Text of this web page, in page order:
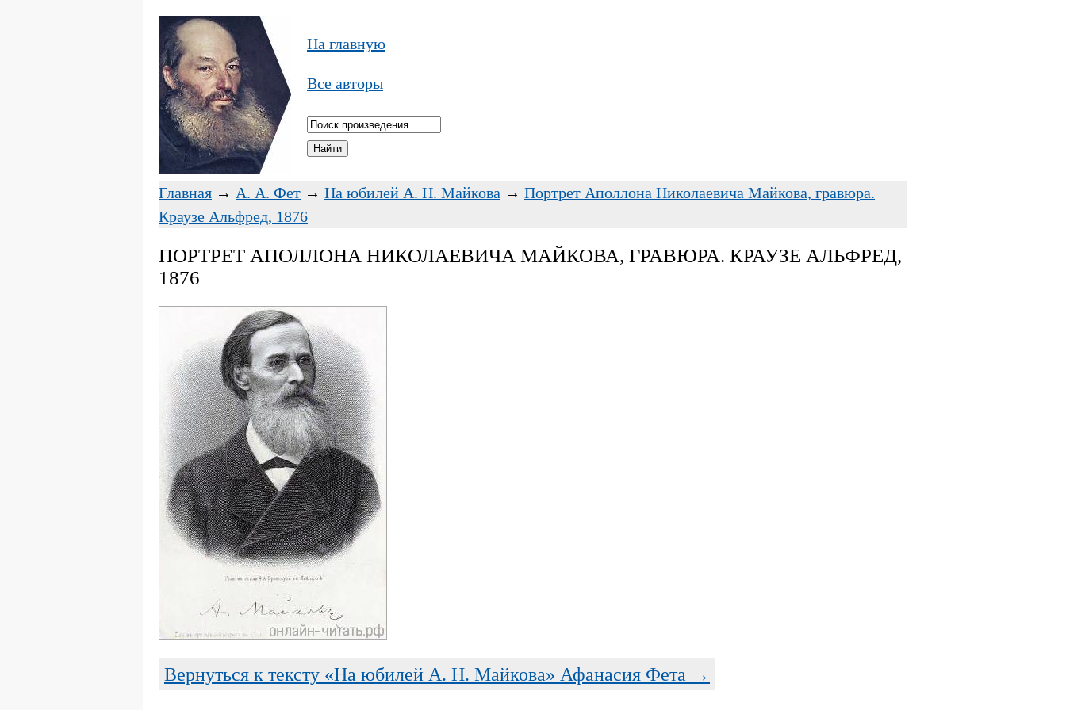
На главную
Все авторы
Главная → А. А. Фет → На юбилей А. Н. Майкова → Портрет Аполлона Николаевича Майкова, гравюра.
Краузе Альфред, 1876
ПОРТРЕТ АПОЛЛОНА НИКОЛАЕВИЧА МАЙКОВА, ГРАВЮРА. КРАУЗЕ АЛЬФРЕД,
1876
Вернуться к тексту «На юбилей А. Н. Майкова» Афанасия Фета →